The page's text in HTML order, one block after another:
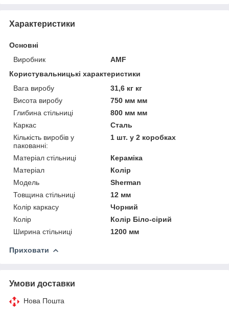
Характеристики
Основні
Виробник
AMF
Користувальницькі характеристики
Вага виробу
31,6 кг кг
Висота виробу
750 мм мм
Глибина стільниці
800 мм мм
Каркас
Сталь
Кількість виробів у
пакованні:
1 шт. у 2 коробках
Матеріал стільниці
Кераміка
Матеріал
Колір
Мoдель
Sherman
Товщина стільниці
12 мм
Колір каркасу
Чорний
Колір
Колір Біло-сірий
Ширина стільниці
1200 мм
Приховати
Умови доставки
Нова Пошта